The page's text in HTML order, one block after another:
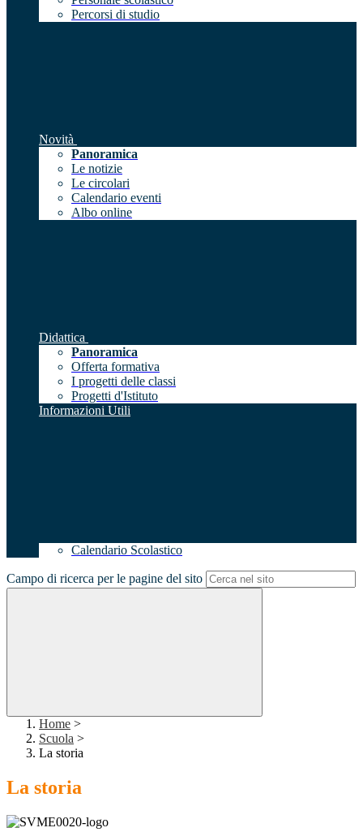
Percorsi di studio
Novità
Panoramica
Le notizie
Le circolari
Calendario eventi
Albo online
Didattica
Panoramica
Offerta formativa
I progetti delle classi
Progetti d'Istituto
Informazioni Utili
Calendario Scolastico
Campo di ricerca per le pagine del sito
Home >
Scuola >
La storia
La storia